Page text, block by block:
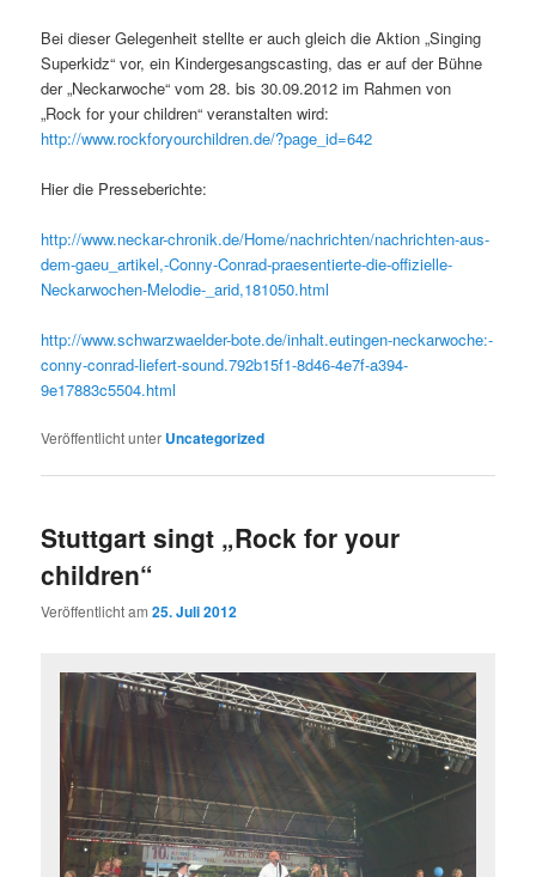
Bei dieser Gelegenheit stellte er auch gleich die Aktion „Singing
Superkidz“ vor, ein Kindergesangscasting, das er auf der Bühne
der „Neckarwoche“ vom 28. bis 30.09.2012 im Rahmen von
„Rock for your children“ veranstalten wird:
http://www.rockforyourchildren.de/?page_id=642
Hier die Presseberichte:
http://www.neckar-chronik.de/Home/nachrichten/nachrichten-aus-
dem-gaeu_artikel,-Conny-Conrad-praesentierte-die-offizielle-
Neckarwochen-Melodie-_arid,181050.html
http://www.schwarzwaelder-bote.de/inhalt.eutingen-neckarwoche:-
conny-conrad-liefert-sound.792b15f1-8d46-4e7f-a394-
9e17883c5504.html
Veröffentlicht unter Uncategorized
Stuttgart singt „Rock for your
children“
Veröffentlicht am25. Juli 2012